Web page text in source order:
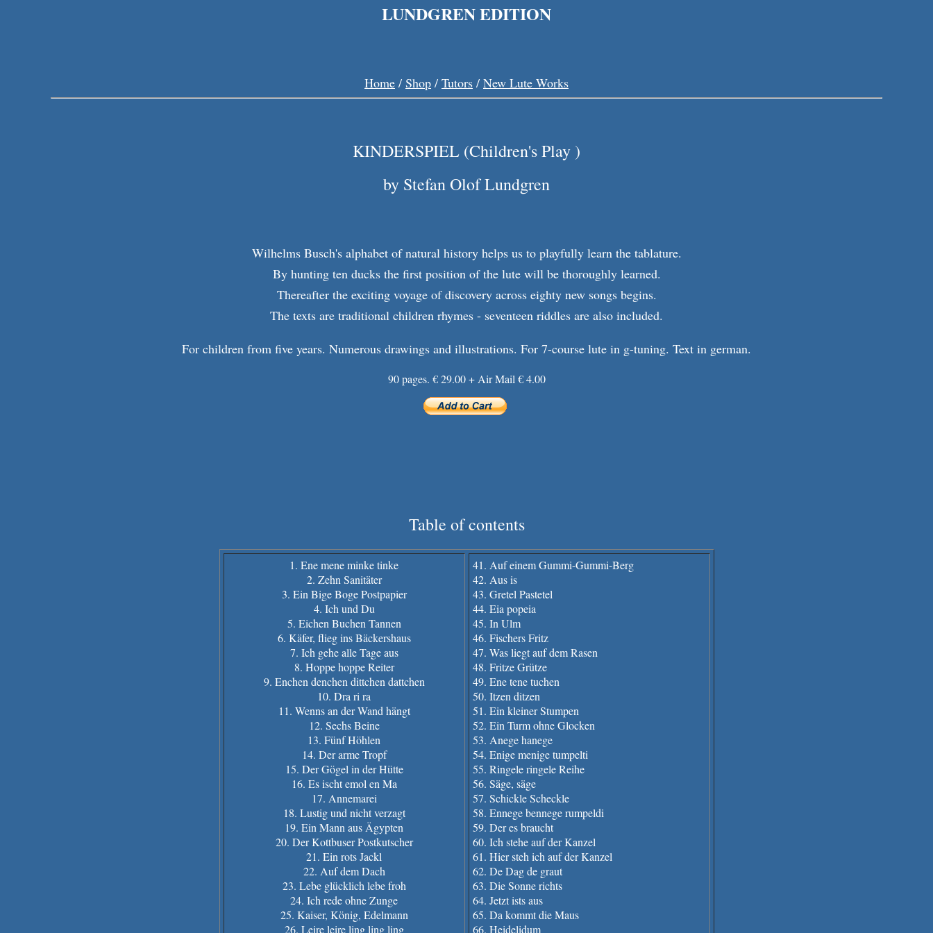
LUNDGREN EDITION
Home / Shop / Tutors / New Lute Works
KINDERSPIEL (Children's Play )
by Stefan Olof Lundgren
Wilhelms Busch's alphabet of natural history helps us to playfully learn the tablature.
By hunting ten ducks the first position of the lute will be thoroughly learned.
Thereafter the exciting voyage of discovery across eighty new songs begins.
The texts are traditional children rhymes - seventeen riddles are also included.
For children from five years. Numerous drawings and illustrations. For 7-course lute in g-tuning. Text in german.
90 pages. € 29.00 + Air Mail € 4.00
Table of contents
1. Ene mene minke tinke
2. Zehn Sanitäter
3. Ein Bige Boge Postpapier
4. Ich und Du
5. Eichen Buchen Tannen
6. Käfer, flieg ins Bäckershaus
7. Ich gehe alle Tage aus
8. Hoppe hoppe Reiter
9. Enchen denchen dittchen dattchen
10. Dra ri ra
11. Wenns an der Wand hängt
12. Sechs Beine
13. Fünf Höhlen
14. Der arme Tropf
15. Der Gögel in der Hütte
16. Es ischt emol en Ma
17. Annemarei
18. Lustig und nicht verzagt
19. Ein Mann aus Ägypten
20. Der Kottbuser Postkutscher
21. Ein rots Jackl
22. Auf dem Dach
23. Lebe glücklich lebe froh
24. Ich rede ohne Zunge
25. Kaiser, König, Edelmann
26. Leire leire ling ling ling
41. Auf einem Gummi-Gummi-Berg
42. Aus is
43. Gretel Pastetel
44. Eia popeia
45. In Ulm
46. Fischers Fritz
47. Was liegt auf dem Rasen
48. Fritze Grütze
49. Ene tene tuchen
50. Itzen ditzen
51. Ein kleiner Stumpen
52. Ein Turm ohne Glocken
53. Anege hanege
54. Enige menige tumpelti
55. Ringele ringele Reihe
56. Säge, säge
57. Schickle Scheckle
58. Ennege bennege rumpeldi
59. Der es braucht
60. Ich stehe auf der Kanzel
61. Hier steh ich auf der Kanzel
62. De Dag de graut
63. Die Sonne richts
64. Jetzt ists aus
65. Da kommt die Maus
66. Heidelidum